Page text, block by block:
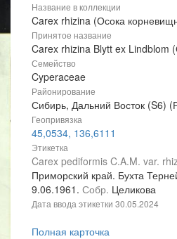
Название в коллекции
Carex rhizina (Осока
Принятое название
Carex rhizina Blytt ex Lindblom
Семейство
Cyperaceae
Районирование
Сибирь, Дальний Восток (S6)
Геопривязка
45,0534, 136,6111
Этикетка
Carex pediformis C.A.M. var.
Приморский край. Бухта
9.06.1961. Собр. Целикова
Дата ввода этикетки 30.05.2024
Полная карточка